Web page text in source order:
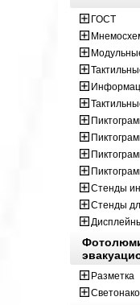
ГОСТ
Стенды
Стенды
Разметка